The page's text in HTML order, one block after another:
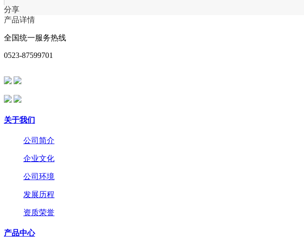
分享
产品详情
全国统一服务热线
0523-87599701
关于我们
公司简介
企业文化
公司环境
发展历程
资质荣誉
产品中心